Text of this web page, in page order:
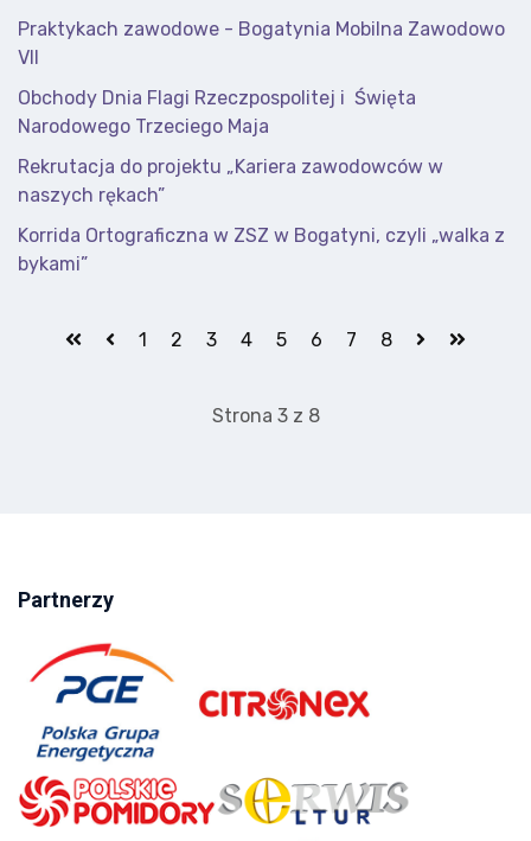
Praktykach zawodowe - Bogatynia Mobilna Zawodowo
VII
Obchody Dnia Flagi Rzeczpospolitej i Święta
Narodowego Trzeciego Maja
Rekrutacja do projektu „Kariera zawodowców w
naszych rękach”
Korrida Ortograficzna w ZSZ w Bogatyni, czyli „walka z
bykami”
1 2 3 4 5 6 7 8
Strona 3 z 8
Partnerzy